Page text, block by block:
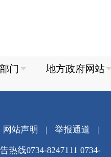
网站声明 | 举报通道 |
热线0734-8247111 0734-